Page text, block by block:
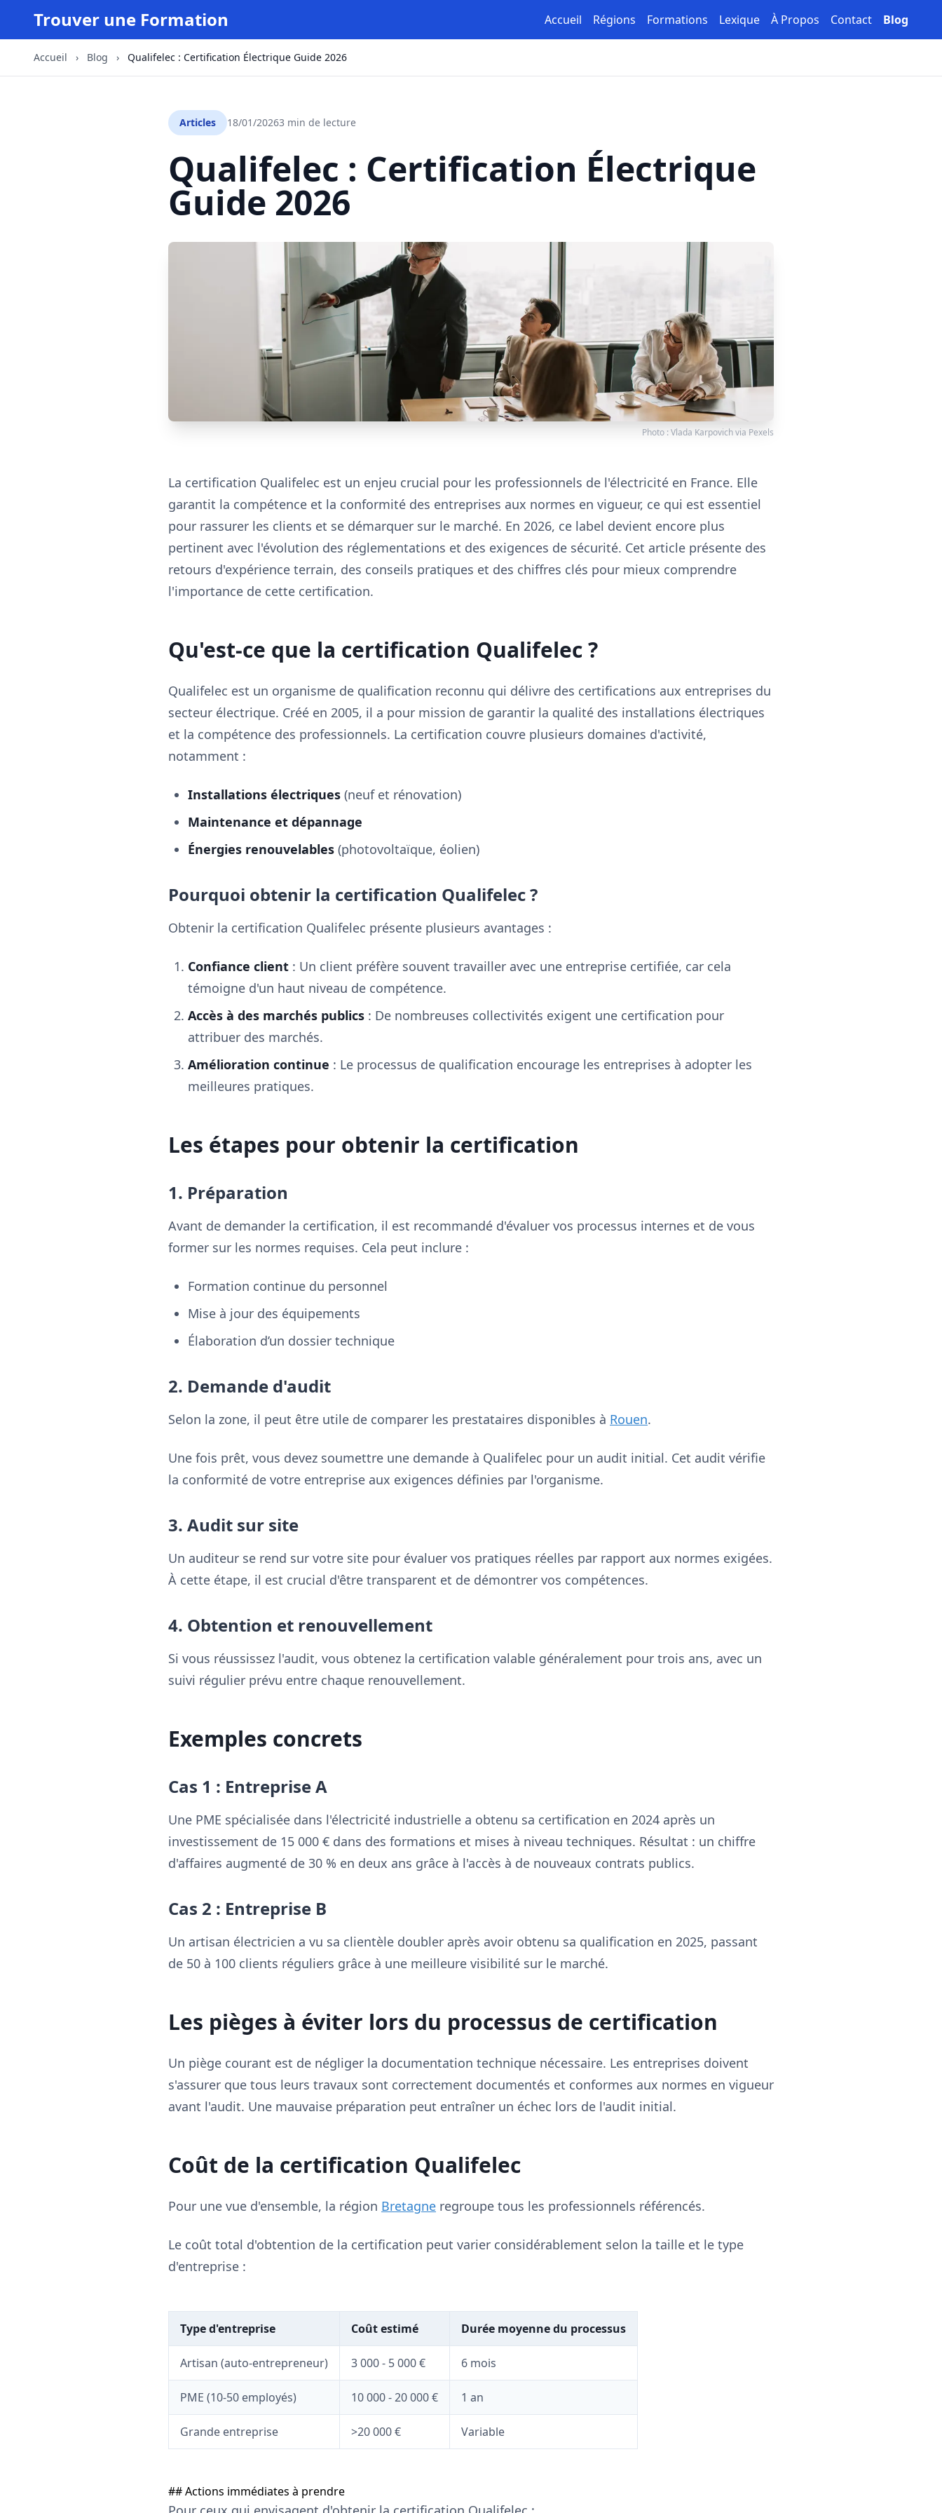
Trouver une Formation Accueil Régions Formations Lexique À Propos Contact Blog
Accueil › Blog › Qualifelec : Certification Électrique Guide 2026
Articles 18/01/20263 min de lecture
Qualifelec : Certification Électrique
Guide 2026
Photo :Vlada Karpovichvia Pexels
La certification Qualifelec est un enjeu crucial pour les professionnels de l'électricité en France. Elle
garantit la compétence et la conformité des entreprises aux normes en vigueur, ce qui est essentiel
pour rassurer les clients et se démarquer sur le marché. En 2026, ce label devient encore plus
pertinent avec l'évolution des réglementations et des exigences de sécurité. Cet article présente des
retours d'expérience terrain, des conseils pratiques et des chiffres clés pour mieux comprendre
l'importance de cette certification.
Qu'est-ce que la certification Qualifelec ?
Qualifelec est un organisme de qualification reconnu qui délivre des certifications aux entreprises du
secteur électrique. Créé en 2005, il a pour mission de garantir la qualité des installations électriques
et la compétence des professionnels. La certification couvre plusieurs domaines d'activité,
notamment :
Installations électriques (neuf et rénovation)
Maintenance et dépannage
Énergies renouvelables (photovoltaïque, éolien)
Pourquoi obtenir la certification Qualifelec ?
Obtenir la certification Qualifelec présente plusieurs avantages :
Confiance client : Un client préfère souvent travailler avec une entreprise certifiée, car cela
témoigne d'un haut niveau de compétence.
Accès à des marchés publics : De nombreuses collectivités exigent une certification pour
attribuer des marchés.
Amélioration continue : Le processus de qualification encourage les entreprises à adopter les
meilleures pratiques.
Les étapes pour obtenir la certification
1. Préparation
Avant de demander la certification, il est recommandé d'évaluer vos processus internes et de vous
former sur les normes requises. Cela peut inclure :
Formation continue du personnel
Mise à jour des équipements
Élaboration d’un dossier technique
2. Demande d'audit
Selon la zone, il peut être utile de comparer les prestataires disponibles à Rouen.
Une fois prêt, vous devez soumettre une demande à Qualifelec pour un audit initial. Cet audit vérifie
la conformité de votre entreprise aux exigences définies par l'organisme.
3. Audit sur site
Un auditeur se rend sur votre site pour évaluer vos pratiques réelles par rapport aux normes exigées.
À cette étape, il est crucial d'être transparent et de démontrer vos compétences.
4. Obtention et renouvellement
Si vous réussissez l'audit, vous obtenez la certification valable généralement pour trois ans, avec un
suivi régulier prévu entre chaque renouvellement.
Exemples concrets
Cas 1 : Entreprise A
Une PME spécialisée dans l'électricité industrielle a obtenu sa certification en 2024 après un
investissement de 15 000 € dans des formations et mises à niveau techniques. Résultat : un chiffre
d'affaires augmenté de 30 % en deux ans grâce à l'accès à de nouveaux contrats publics.
Cas 2 : Entreprise B
Un artisan électricien a vu sa clientèle doubler après avoir obtenu sa qualification en 2025, passant
de 50 à 100 clients réguliers grâce à une meilleure visibilité sur le marché.
Les pièges à éviter lors du processus de certification
Un piège courant est de négliger la documentation technique nécessaire. Les entreprises doivent
s'assurer que tous leurs travaux sont correctement documentés et conformes aux normes en vigueur
avant l'audit. Une mauvaise préparation peut entraîner un échec lors de l'audit initial.
Coût de la certification Qualifelec
Pour une vue d'ensemble, la région Bretagne regroupe tous les professionnels référencés.
Le coût total d'obtention de la certification peut varier considérablement selon la taille et le type
d'entreprise :
Type d'entreprise Coût estimé Durée moyenne du processus
Artisan (auto-entrepreneur) 3 000 - 5 000 € 6 mois
PME (10-50 employés) 10 000 - 20 000 € 1 an
Grande entreprise >20 000 € Variable
## Actions immédiates à prendre